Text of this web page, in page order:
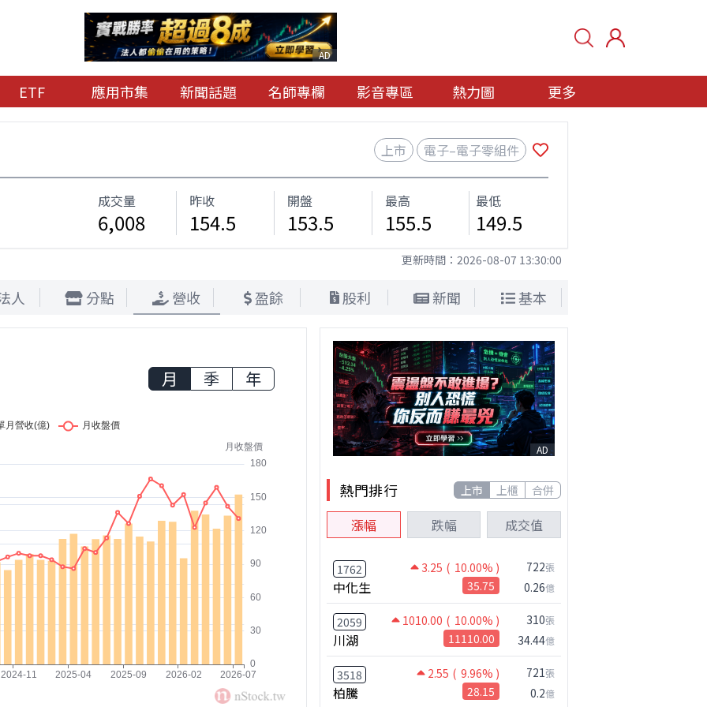
AD
ETF 應用市集 新聞話題 名師專欄 影音專區 熱力圖 更多
上市 電子–電子零組件
成交量
6,008
昨收
154.5
開盤
153.5
最高
155.5
最低
149.5
更新時間： 2026-08-07 13:30:00
人 分點 營收 盈餘 股利 新聞 基本
月 季 年
AD
熱門排行 上市 上櫃 合併
漲幅 跌幅 成交值
1762 3.25 ( 10.00% )
中化生 35.75
722張
0.26億
2059 1010.00 ( 10.00% )
川湖 11110.00
310張
34.44億
3518 2.55 ( 9.96% )
柏騰 28.15
721張
0.2億